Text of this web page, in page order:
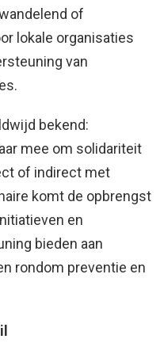
of
lokale organisaties
van
bekend:
mee om solidariteit
of indirect met
komt de opbrengst
en
bieden aan
rondom preventie en